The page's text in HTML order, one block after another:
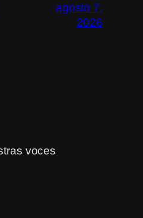
agosto 7,
2026
voces